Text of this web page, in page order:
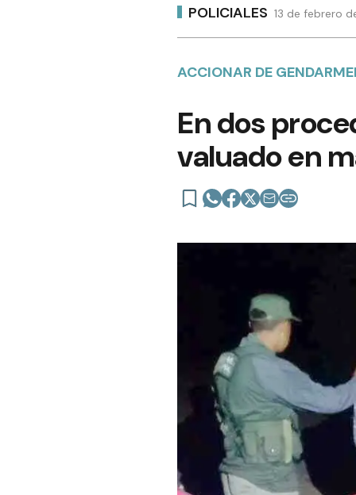
POLICIALES 13 de febrero
ACCIONAR DE
En dos
valuado en